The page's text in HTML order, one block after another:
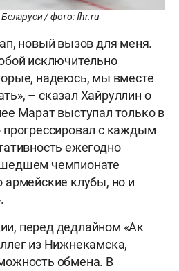
/ фото: fhr.ru
новый вызов для меня.
исключительно
надеюсь, мы вместе
– сказал Хайруллин о
Марат выступал только в
с каждым
ежегодно
чемпионате
армейские клубы, но и
перед дедлайном «Ак
из Нижнекамска,
обмена. В